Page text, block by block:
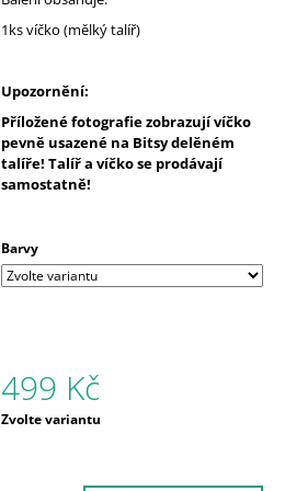
1ks víčko (mělký talíř)
Upozornění:
Příložené fotografie zobrazují víčko
pevně usazené na Bitsy delěném
talíře! Talíř a víčko se prodávají
samostatně!
Barvy
499 Kč
Měrná
Zvolte variantu